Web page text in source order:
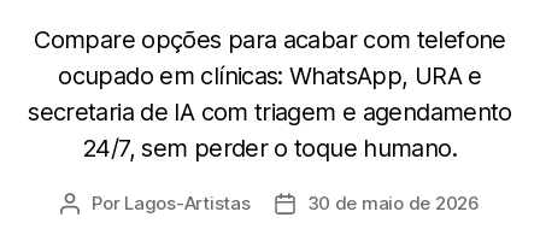
Compare opções para acabar com telefone
ocupado em clínicas: WhatsApp, URA e
secretaria de IA com triagem e agendamento
24/7, sem perder o toque humano.
Autor
Por Lagos-Artistas
Data30 de maio de 2026